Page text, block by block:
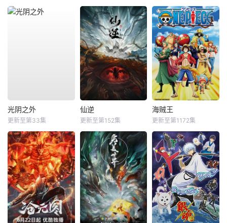
光阴之外
更新至第33集
仙逆
更新至第152集
海贼王
更新至第1172集